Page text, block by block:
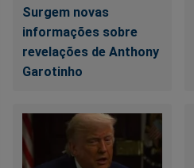
Surgem novas
informações sobre
revelações de Anthony
Garotinho